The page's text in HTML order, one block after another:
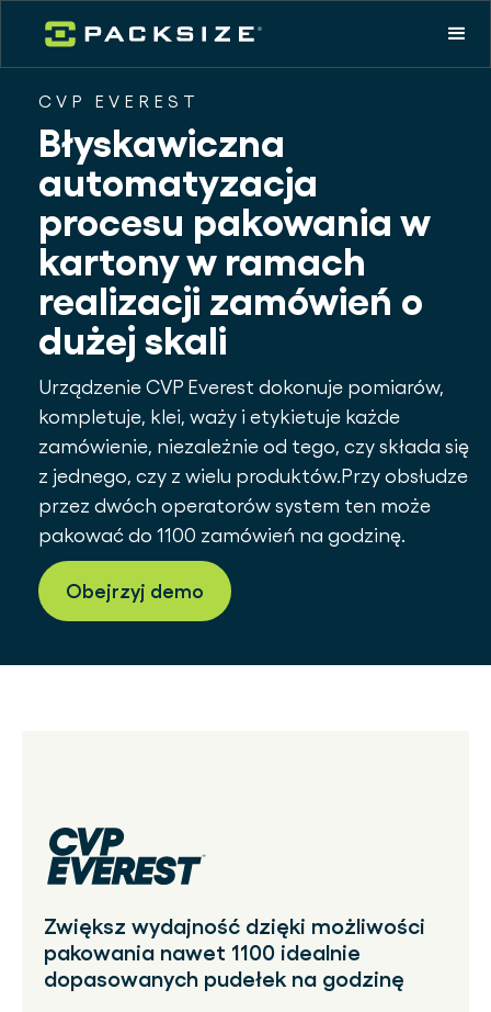
CVP EVEREST
Błyskawiczna
automatyzacja
procesu pakowania w
kartony w ramach
realizacji zamówień o
dużej skali
Urządzenie CVP Everest dokonuje pomiarów,
kompletuje, klei, waży i etykietuje każde
zamówienie, niezależnie od tego, czy składa się
z jednego, czy z wielu produktów.Przy obsłudze
przez dwóch operatorów system ten może
pakować do 1100 zamówień na godzinę.
Obejrzyj demo
Zwiększ wydajność dzięki możliwości
pakowania nawet 1100 idealnie
dopasowanych pudełek na godzinę